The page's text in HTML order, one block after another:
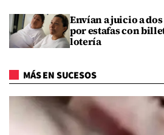
Envían a juicio a
por estafas con
lotería
MÁS EN SUCESOS